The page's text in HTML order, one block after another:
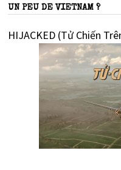
UN PEU DE VIETNAM ?
HIJACKED (Tử Chiến